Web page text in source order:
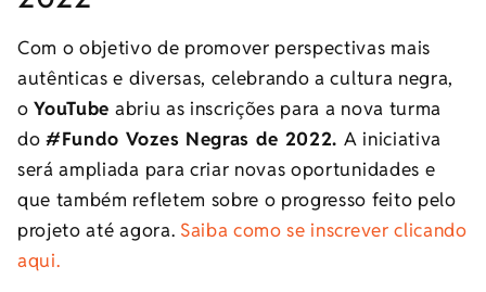
Com o objetivo de promover perspectivas mais
autênticas e diversas, celebrando a cultura negra,
oYouTube abriu as inscrições para a nova turma
do#Fundo Vozes Negras de 2022. A iniciativa
será ampliada para criar novas oportunidades e
que também refletem sobre o progresso feito pelo
projeto até agora. Saiba como se inscrever clicando
aqui.